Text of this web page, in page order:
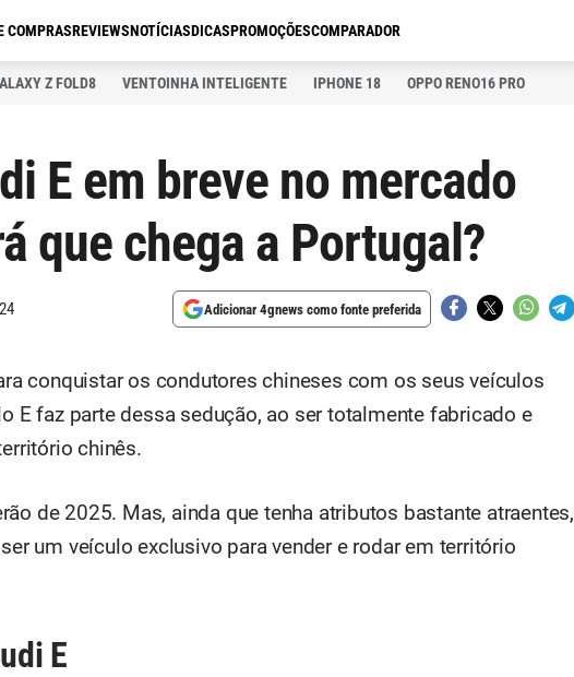
COMPRASREVIEWSNOTÍCIASDICASPROMOÇÕESCOMPARADOR
Z FOLD8 VENTOINHA INTELIGENTE IPHONE 18 OPPO RENO16 PRO
E em breve no mercado
que chega a Portugal?
Adicionar 4gnews como fonte preferida
conquistar os condutores chineses com os seus veículos
E faz parte dessa sedução, ao ser totalmente fabricado e
chinês.
de 2025. Mas, ainda que tenha atributos bastante atraentes,
um veículo exclusivo para vender e rodar em território
E